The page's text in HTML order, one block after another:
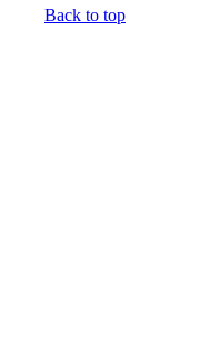
Back to top